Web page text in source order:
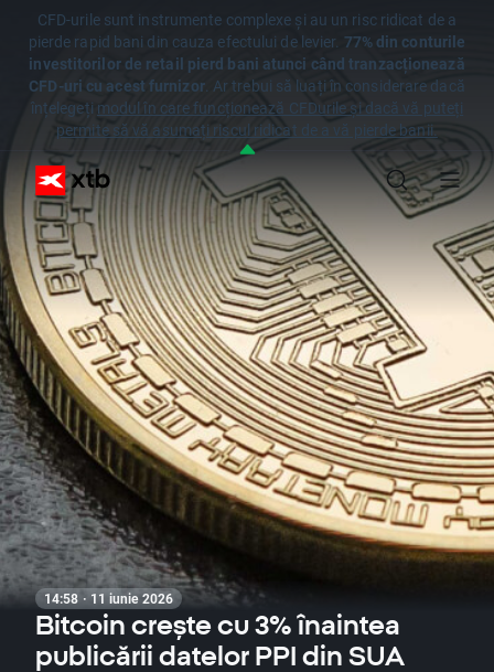
CFD-urile sunt instrumente complexe și au un risc ridicat de a
pierde rapid bani din cauza efectului de levier. 77% din conturile
investitorilor de retail pierd bani atunci când tranzacționează
CFD-uri cu acest furnizor. Ar trebui să luați în considerare dacă
înțelegeți modul în care funcționează CFDurile și dacă vă puteți
permite să vă asumați riscul ridicat de a vă pierde banii.
14:58 · 11 iunie 2026
Bitcoin crește cu 3% înaintea
publicării datelor PPI din SUA